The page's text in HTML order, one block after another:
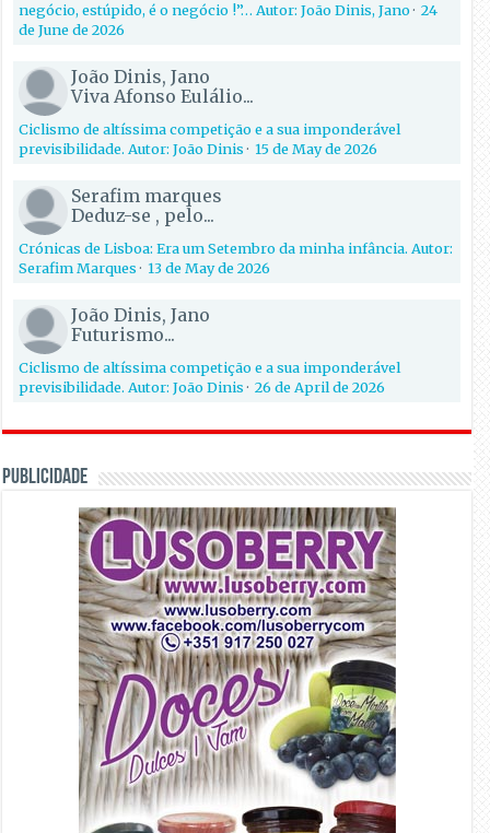
negócio, estúpido, é o negócio !”… Autor: João Dinis, Jano·24
de June de 2026
João Dinis, Jano
Viva Afonso Eulálio...
Ciclismo de altíssima competição e a sua imponderável
previsibilidade. Autor: João Dinis·15 de May de 2026
Serafim marques
Deduz-se , pelo...
Crónicas de Lisboa: Era um Setembro da minha infância. Autor:
Serafim Marques·13 de May de 2026
João Dinis, Jano
Futurismo...
Ciclismo de altíssima competição e a sua imponderável
previsibilidade. Autor: João Dinis·26 de April de 2026
PUBLICIDADE